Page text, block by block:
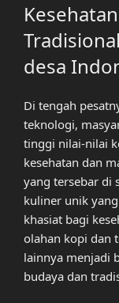
desa
Di tengah
teknologi,
tinggi nilai-nilai
kesehatan dan
yang tersebar di
kuliner unik
khasiat bagi
olahan kopi dan
lainnya menjadi
budaya dan